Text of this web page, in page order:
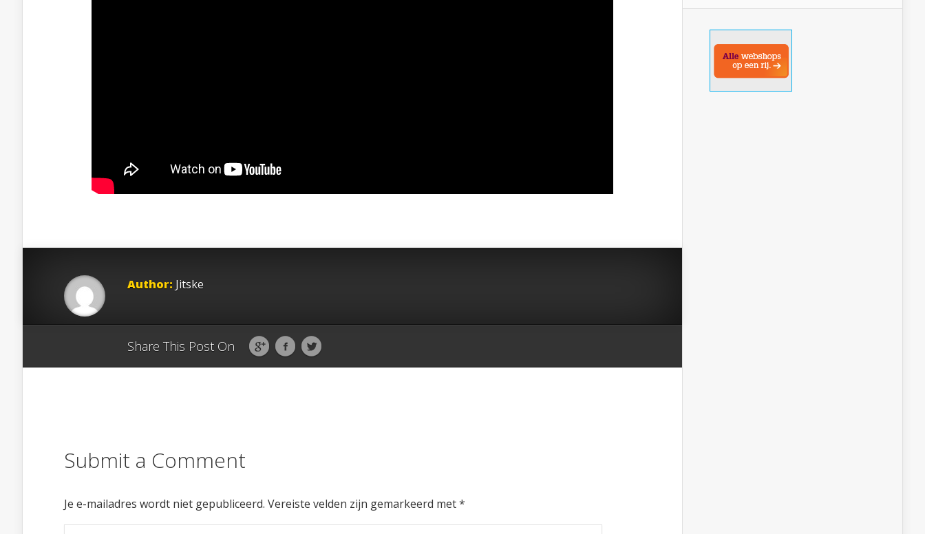
Author: Jitske
Share This Post On
Submit a Comment
Je e-mailadres wordt niet gepubliceerd. Vereiste velden zijn gemarkeerd met*